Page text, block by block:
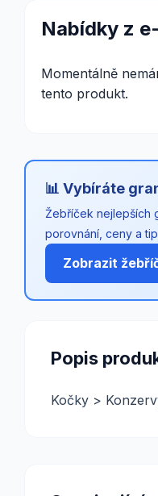
Nabídky z
Momentálně
tento produkt.
📊 Vybíráte
Žebříček nejlepších
porovnání, ceny a
Zobrazit
Popis
Kočky >